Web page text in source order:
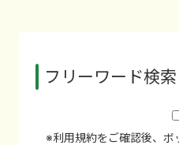
フリーワード検索
※利用規約をご確認後、ボ